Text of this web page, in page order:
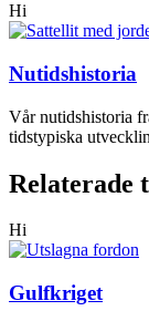
Hi
Nutidshistoria
Vår nutidshistoria
tidstypiska
Relaterade
Hi
Gulfkriget